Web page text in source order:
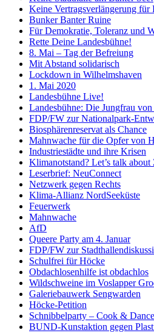
Keine Vertragsverlängerung für
Bunker Banter Ruine
Für Demokratie, Toleranz und
Rette Deine Landesbühne!
8. Mai – Tag der Befreiung
Mit Abstand solidarisch
Lockdown in Wilhelmshaven
1. Mai 2020
Landesbühne Live!
Landesbühne: Die Jungfrau von
FDP/FW zur Nationalpark-
Biosphärenreservat als Chance
Mahnwache für die Opfer von
Industriestädte und ihre Krisen
Klimanotstand? Let’s talk
Leserbrief: NeuConnect
Netzwerk gegen Rechts
Klima-Allianz NordSeeküste
Feuerwerk
Mahnwache
AfD
Queere Party am 4. Januar
FDP/FW zur
Schulfrei für Höcke
Obdachlosenhilfe ist obdachlos
Wildschweine im Voslapper
Galeriebauwerk Sengwarden
Höcke-Petition
Schnibbelparty – Cook & Dance
BUND-Kunstaktion gegen